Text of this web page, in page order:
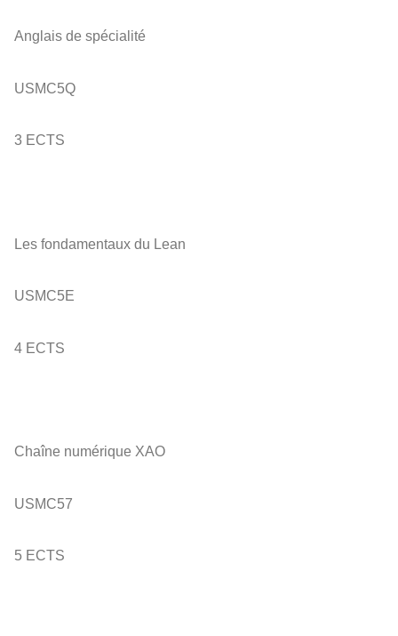
Anglais de spécialité
USMC5Q
3 ECTS
Les fondamentaux du Lean
USMC5E
4 ECTS
Chaîne numérique XAO
USMC57
5 ECTS